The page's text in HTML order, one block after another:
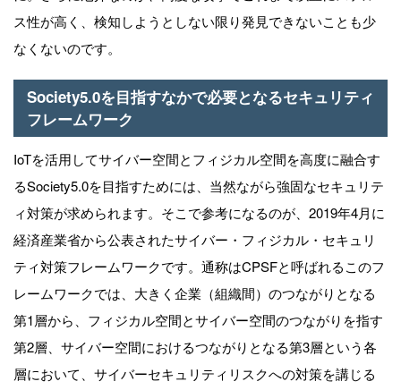
ス性が高く、検知しようとしない限り発見できないことも少
なくないのです。
Society5.0を目指すなかで必要となるセキュリティ
フレームワーク
IoTを活用してサイバー空間とフィジカル空間を高度に融合す
るSociety5.0を目指すためには、当然ながら強固なセキュリテ
ィ対策が求められます。そこで参考になるのが、2019年4月に
経済産業省から公表されたサイバー・フィジカル・セキュリ
ティ対策フレームワークです。通称はCPSFと呼ばれるこのフ
レームワークでは、大きく企業（組織間）のつながりとなる
第1層から、フィジカル空間とサイバー空間のつながりを指す
第2層、サイバー空間におけるつながりとなる第3層という各
層において、サイバーセキュリティリスクへの対策を講じる